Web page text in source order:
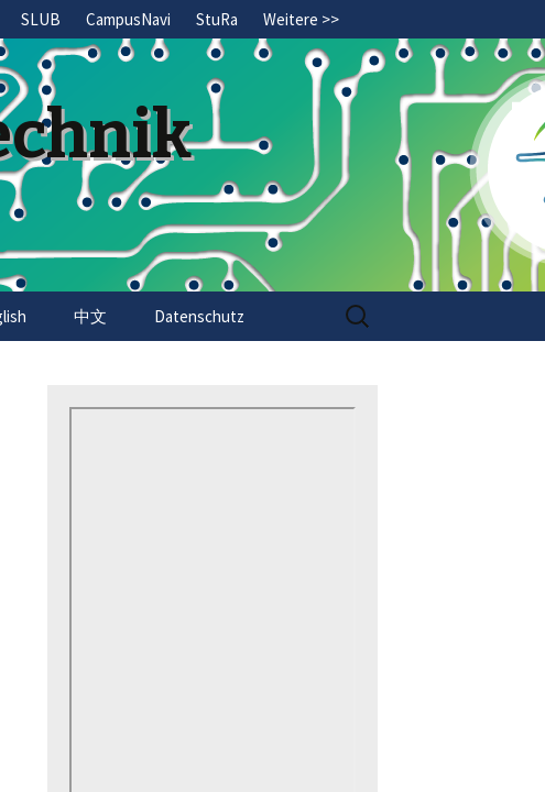
SLUB CampusNavi StuRa Weitere >>
中文 Datenschutz
Search
for: